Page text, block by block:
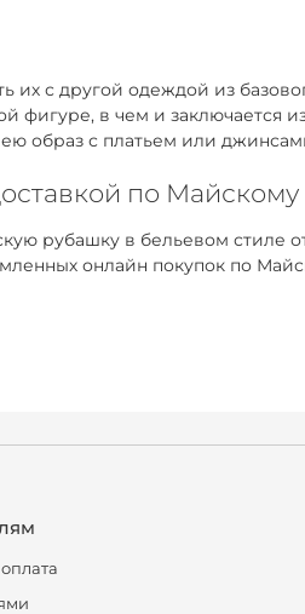
с другой одеждой из
фигуре, в чем и заключается
образ с платьем или
по Майскому
рубашку в бельевом стиле
онлайн покупок по